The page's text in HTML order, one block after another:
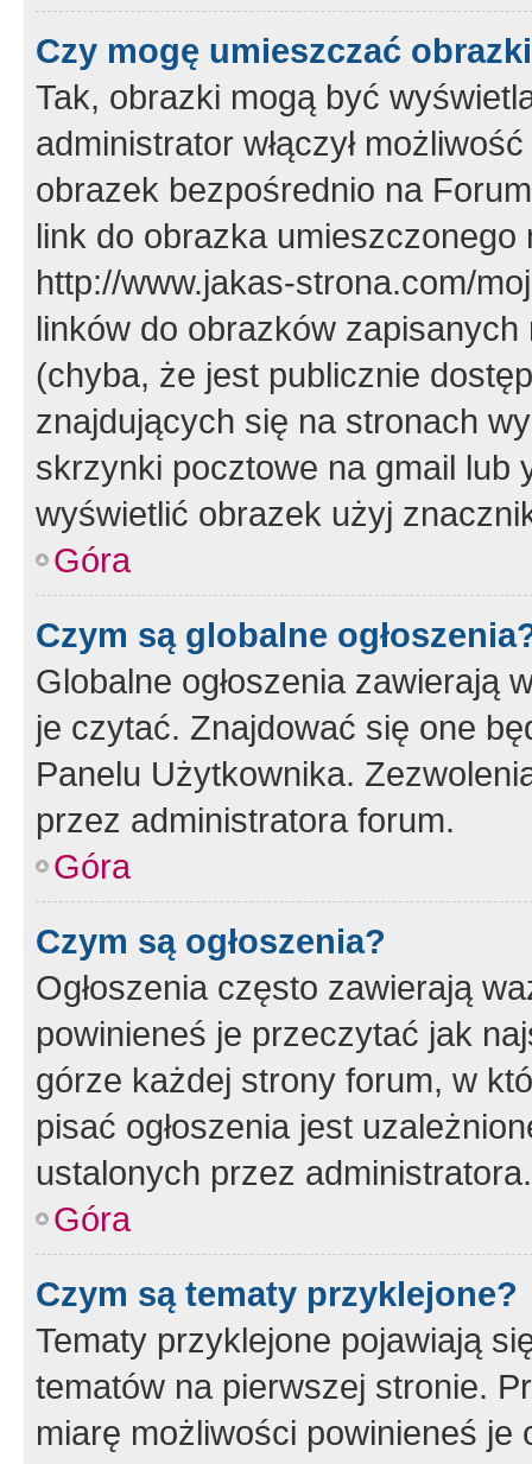
Czy mogę umieszczać
Tak, obrazki mogą być
administrator włączył
obrazek bezpośrednio na
link do obrazka
http://www.jakas-strona.com/
linków do obrazków
(chyba, że jest publicznie
znajdujących się na stronach
skrzynki pocztowe na gmail lub
wyświetlić obrazek użyj
Góra
Czym są globalne
Globalne ogłoszenia zawierają
je czytać. Znajdować się one
Panelu Użytkownika.
przez administratora forum.
Góra
Czym są ogłoszenia?
Ogłoszenia często zawierają
powinieneś je przeczytać jak
górze każdej strony forum, w
pisać ogłoszenia jest
ustalonych przez administratora.
Góra
Czym są tematy przyklejone?
Tematy przyklejone pojawiają
tematów na pierwszej stronie.
miarę możliwości powinieneś je